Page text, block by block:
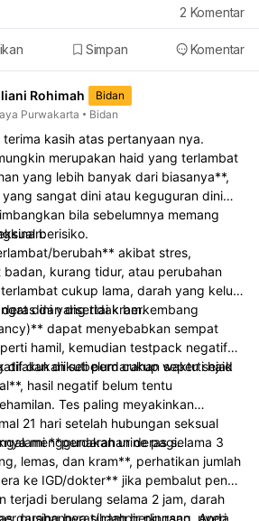
Simpan Komentar
2 Komentar
Rohimah
Bidan
Purwakarta
Bidan
terima kasih atas pertanyaan nya.
merupakan haid yang terlambat
yang lebih banyak dari biasanya**,
sangat dini atau keguguran dini
bila sebelumnya memang
berisiko.
berubah** akibat stres,
badan, kurang tidur, atau perubahan
cukup lama, darah yang keluar
dan disertai kram.
dini yang tidak berkembang
dapat menyebabkan sempat
hamil, kemudian testpack negatif
dan diikuti perdarahan seperti haid
sebelum cukup waktu sejak
hasil negatif belum tentu
Tes paling meyakinkan
21 hari setelah hubungan seksual
menggunakan urine pagi.
**perdarahan deras selama 3
lemas, dan kram**, perhatikan jumlah
ke IGD/dokter** jika pembalut penuh
terjadi berulang selama 2 jam, darah